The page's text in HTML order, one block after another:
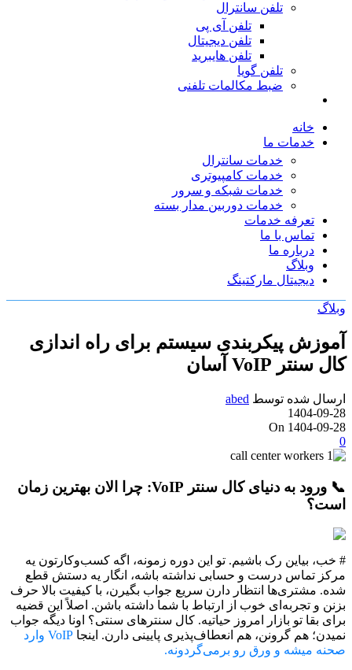
تلفن سانترال
تلفن آی پی
تلفن دیجیتال
تلفن هایبرید
تلفن گویا
ضبط مکالمات تلفنی
خانه
خدمات ما
خدمات سانترال
خدمات کامپیوتری
خدمات شبکه و سرور
خدمات دوربین مدار بسته
تعرفه خدمات
تماس با ما
درباره ما
وبلاگ
دیجیتال مارکتینگ
وبلاگ
آموزش پیکربندی سیستم برای راه اندازی
کال سنتر VoIP آسان
ارسال شده توسط abed
1404-09-28
On 1404-09-28
0
📞 ورود به دنیای کال سنتر VoIP: چرا الان بهترین زمان
است؟
# خب، بیاین رک باشیم. تو این دوره زمونه، اگه کسب‌وکارتون یه
مرکز تماس درست و حسابی نداشته باشه، انگار یه دستش قطع
شده. مشتری‌ها انتظار دارن سریع جواب بگیرن، با کیفیت بالا حرف
بزنن و تجربه‌ای خوب از ارتباط با شما داشته باشن. اصلاً این قضیه
برای بقا تو بازار امروز حیاتیه. کال سنترهای سنتی؟ اونا دیگه جواب
نمیدن؛ هم گرونن، هم انعطاف‌پذیری پایینی دارن. اینجا
VoIP وارد
صحنه میشه و ورق رو برمی‌گردونه.